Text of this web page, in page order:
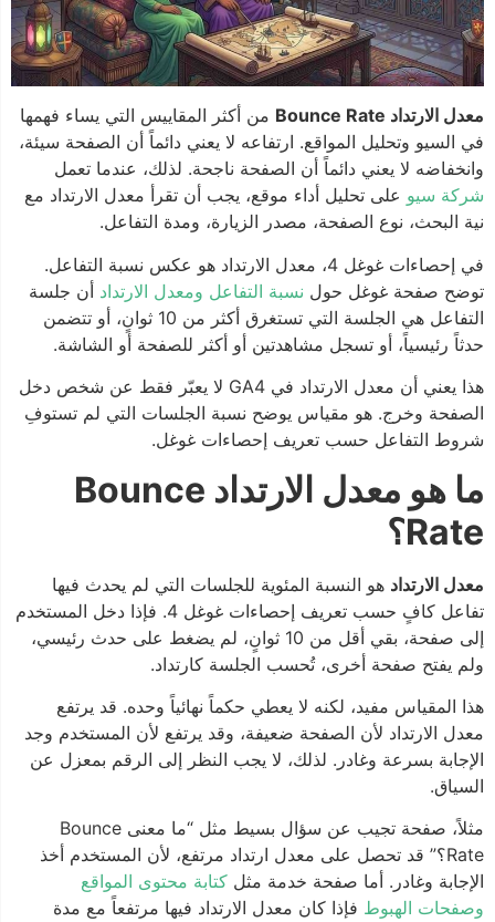
معدل الارتداد Bounce Rate
من أكثر المقاييس التي يساء فهمها
في السيو وتحليل المواقع. ارتفاعه لا يعني دائماً أن الصفحة سيئة،
وانخفاضه لا يعني دائماً أن الصفحة ناجحة. لذلك، عندما تعمل
شركة سيوعلى تحليل أداء موقع، يجب أن تقرأ معدل الارتداد مع
نية البحث، نوع الصفحة، مصدر الزيارة، ومدة التفاعل.
في إحصاءات غوغل 4، معدل الارتداد هو عكس نسبة التفاعل.
توضح صفحة غوغل حول
نسبة التفاعل ومعدل الارتدادأن جلسة
التفاعل هي الجلسة التي تستغرق أكثر من 10 ثوانٍ، أو تتضمن
حدثاً رئيسياً، أو تسجل مشاهدتين أو أكثر للصفحة أو الشاشة.
هذا يعني أن معدل الارتداد في GA4 لا يعبّر فقط عن شخص دخل
الصفحة وخرج. هو مقياس يوضح نسبة الجلسات التي لم تستوفِ
شروط التفاعل حسب تعريف إحصاءات غوغل.
ما هو معدل الارتداد Bounce
Rate؟
معدل الارتدادهو النسبة المئوية للجلسات التي لم يحدث فيها
تفاعل كافٍ حسب تعريف إحصاءات غوغل 4. فإذا دخل المستخدم
إلى صفحة، بقي أقل من 10 ثوانٍ، لم يضغط على حدث رئيسي،
ولم يفتح صفحة أخرى، تُحسب الجلسة كارتداد.
هذا المقياس مفيد، لكنه لا يعطي حكماً نهائياً وحده. قد يرتفع
معدل الارتداد لأن الصفحة ضعيفة، وقد يرتفع لأن المستخدم وجد
الإجابة بسرعة وغادر. لذلك، لا يجب النظر إلى الرقم بمعزل عن
السياق.
مثلاً، صفحة تجيب عن سؤال بسيط مثل “ما معنى Bounce
Rate؟” قد تحصل على معدل ارتداد مرتفع، لأن المستخدم أخذ
الإجابة وغادر. أما صفحة خدمة مثل
كتابة محتوى المواقع
وصفحات الهبوطفإذا كان معدل الارتداد فيها مرتفعاً مع مدة